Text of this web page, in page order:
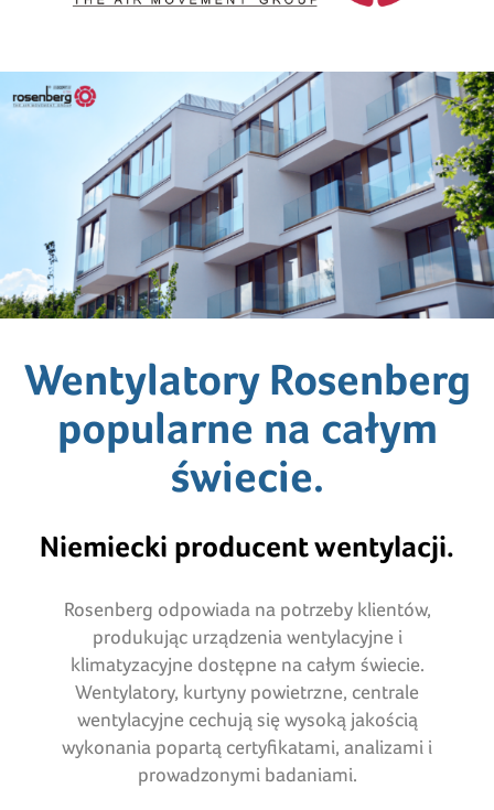
Wentylatory Rosenberg
popularne na całym
świecie.
Niemiecki producent wentylacji.
Rosenberg odpowiada na potrzeby klientów,
produkując urządzenia wentylacyjne i
klimatyzacyjne dostępne na całym świecie.
Wentylatory, kurtyny powietrzne, centrale
wentylacyjne cechują się wysoką jakością
wykonania popartą certyfikatami, analizami i
prowadzonymi badaniami.